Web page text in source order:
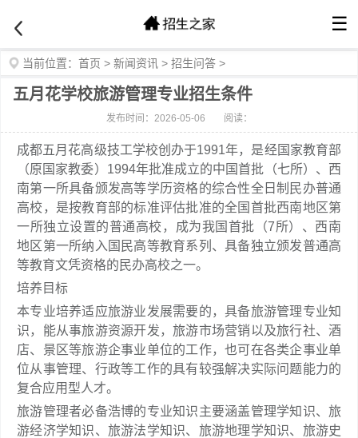
☰
当前位置： 首页 > 新闻资讯 > 招生问答 >
五月花学校旅游管理专业招生条件
发布时间：2026-05-06 阅读：
成都五月花高级技工学校创办于1991年，是经国家教育部
（原国家教委）1994年批准成立的中国首批（七所）、西
南第一所具备颁发高等学历资格的综合性全日制民办普通
高校，是按教育部的标准评估批准的全国首批西南地区第
一所独立设置的普通高校，成为我国首批（7所）、西南
地区第一所纳入国民高等教育系列、具备独立颁发普通高
等教育文凭资格的民办高校之一。
培养目标
本专业培养适应旅游业发展需要的，具备旅游管理专业知
识，能从事旅游资源开发，旅游市场营销以及旅行社、酒
店、景区等旅游企事业单位的工作，也可在各类企事业单
位从事管理、行政等工作的具有较强解决实际问题能力的
复合应用型人才。
旅游管理者必备浩博的专业知识主要涵盖管理学知识、旅
游经济学知识、旅游法学知识、旅游地理学知识、旅游史